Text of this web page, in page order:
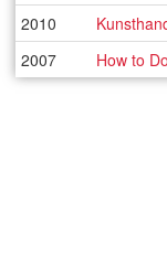
2010
2007
How to